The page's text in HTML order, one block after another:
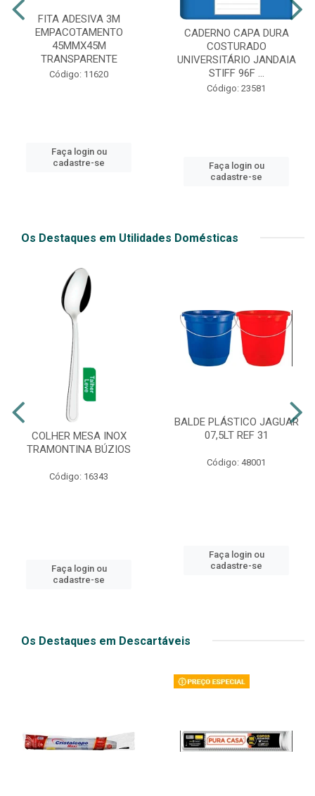
FITA ADESIVA 3M
EMPACOTAMENTO
45MMX45M
TRANSPARENTE
Código: 11620
Faça login ou
cadastre-se
CADERNO CAPA DURA
COSTURADO
UNIVERSITÁRIO JANDAIA
STIFF 96F ...
Código: 23581
Faça login ou
cadastre-se
Os Destaques em Utilidades Domésticas
COLHER MESA INOX
TRAMONTINA BÚZIOS
Código: 16343
Faça login ou
cadastre-se
BALDE PLÁSTICO JAGUAR
07,5LT REF 31
Código: 48001
Faça login ou
cadastre-se
Os Destaques em Descartáveis